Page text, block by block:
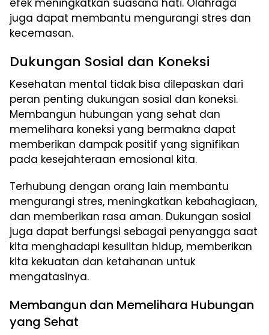
efek meningkatkan suasana hati. Olahraga
juga dapat membantu mengurangi stres dan
kecemasan.
Dukungan Sosial dan Koneksi
Kesehatan mental tidak bisa dilepaskan dari
peran penting dukungan sosial dan koneksi.
Membangun hubungan yang sehat dan
memelihara koneksi yang bermakna dapat
memberikan dampak positif yang signifikan
pada kesejahteraan emosional kita.
Terhubung dengan orang lain membantu
mengurangi stres, meningkatkan kebahagiaan,
dan memberikan rasa aman. Dukungan sosial
juga dapat berfungsi sebagai penyangga saat
kita menghadapi kesulitan hidup, memberikan
kita kekuatan dan ketahanan untuk
mengatasinya.
Membangun dan Memelihara Hubungan
yang Sehat